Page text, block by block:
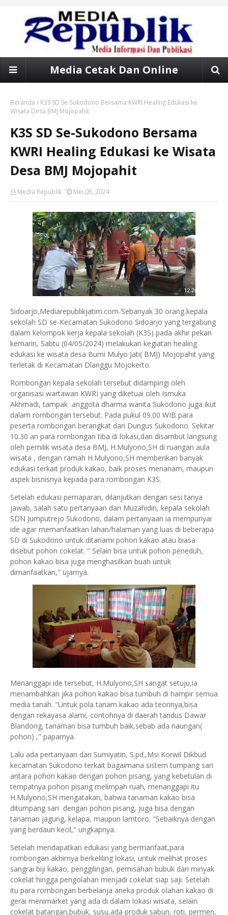
Media Cetak Dan Online
Beranda
K3S SD Se-Sukodono Bersama KWRI Healing Edukasi ke
Wisata Desa BMJ Mojopahit
K3S SD Se-Sukodono Bersama
KWRI Healing Edukasi ke Wisata
Desa BMJ Mojopahit
Media Republik Mei 05, 2024
Sidoarjo,Mediarepublikjatim.com-Sebanyak 30 orang kepala
sekolah SD se-Kecamatan Sukodono Sidoarjo yang tergabung
dalam kelompok kerja kepala sekolah (K3S) pada akhir pekan
kemarin, Sabtu (04/05/2024) melakukan kegiatan healing
edukasi ke wisata desa Bumi Mulyo Jati( BMJ) Mojopahit yang
terletak di Kecamatan Dlanggu Mojokerto.
Rombongan kepala sekolah tersebut didampingi oleh
organisasi wartawan KWRI yang diketuai oleh Ismuka
Akhmadi, tampak anggota dharma wanita Sukodono juga ikut
dalam rombongan tersebut. Pada pukul 09.00 WIB para
peserta rombongan berangkat dari Dungus Sukodono. Sekitar
10.30 an para rombongan tiba di lokasi,dan disambut langsung
oleh pemilik wisata desa BMJ, H.Mulyono,SH di ruangan aula
wisata , dengan ramah H.Mulyono,SH memberikan banyak
edukasi terkait produk kakao, baik proses menanam, maupun
aspek bisnisnya kepada para rombongan K3S.
Setelah edukasi pemaparan, dilanjutkan dengan sesi tanya
jawab, salah satu pertanyaan dari Muzahidin, kepala sekolah
SDN Jumputrejo Sukodono, dalam pertanyaan ia mempunyai
ide agar memanfaatkan lahan/halaman yang luas di beberapa
SD di Sukodono untuk ditanami pohon kakao atau biasa
disebut pohon cokelat. " Selain bisa untuk pohon peneduh,
pohon kakao bisa juga menghasilkan buah untuk
dimanfaatkan," ujarnya.
Menanggapi ide tersebut, H.Mulyono,SH sangat setuju,ia
menambahkan jika pohon kakao bisa tumbuh di hampir semua
media tanah. "Untuk pola tanam kakao ada teorinya,bisa
dengan rekayasa alami, contohnya di daerah tandus Dawar
Blandong, tanaman bisa tumbuh baik,sebab ada naungan(
pohon) ," paparnya.
Lalu ada pertanyaan dari Sumiyatin, S.pd.,Msi Korwil Dikbud
kecamatan Sukodono terkait bagaimana sistem tumpang sari
antara pohon kakao dengan pohon pisang, yang kebetulan di
tempatnya pohon pisang melimpah ruah, menanggapi itu
H.Mulyono,SH mengatakan, bahwa tanaman kakao bisa
ditumpang sari dengan pohon pisang, juga bisa dengan
tanaman jagung, kelapa, maupun lamtoro. "Sebaiknya dengan
yang berdaun kecil," ungkapnya.
Setelah mendapatkan edukasi yang bermanfaat,para
rombongan akhirnya berkeliling lokasi, untuk melihat proses
sangrai biji kakao, penggilingan, pemisahan bubuk dari minyak
cokelat hingga pengolahan menjadi cokelat siap saji. Setelah
itu para rombongan berbelanja aneka produk olahan kakao di
gerai menimarket yang ada di dalam lokasi wisata, selain
cokelat batangan,bubuk, susu,ada produk sabun, roti, permen,